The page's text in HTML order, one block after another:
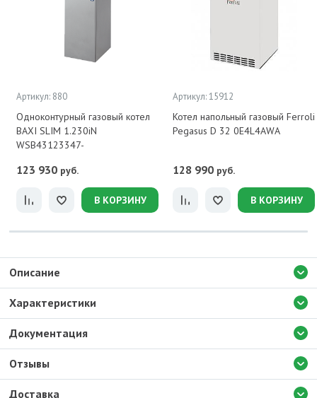
Артикул: 880
Одноконтурный газовый котел
BAXI SLIM 1.230iN
WSB43123347-
123 930 руб.
В КОРЗИНУ
Артикул: 15912
Котел напольный газовый Ferroli
Pegasus D 32 0E4L4AWA
128 990 руб.
В КОРЗИНУ
Доставка
Описание
Характеристики
Документация
Отзывы